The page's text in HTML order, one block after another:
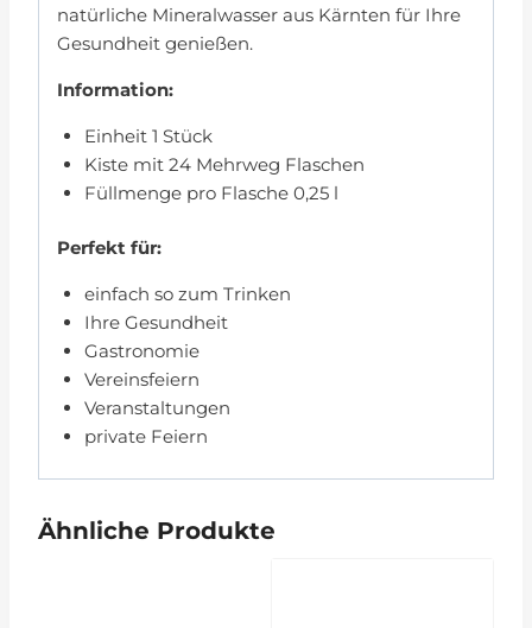
natürliche Mineralwasser aus Kärnten für Ihre
Gesundheit genießen.
Information:
Einheit 1 Stück
Kiste mit 24 Mehrweg Flaschen
Füllmenge pro Flasche 0,25 l
Perfekt für:
einfach so zum Trinken
Ihre Gesundheit
Gastronomie
Vereinsfeiern
Veranstaltungen
private Feiern
Ähnliche Produkte